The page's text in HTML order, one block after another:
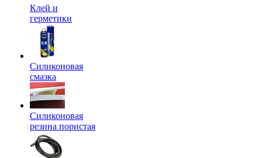
Клей и
герметики
Силиконовая
смазка
Силиконовая
резина пористая